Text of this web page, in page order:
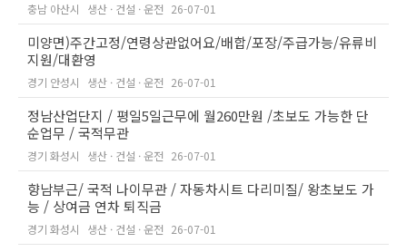
충남 아산시 생산 · 건설 · 운전 26-07-01
미양면)주간고정/연령상관없어요/배합/포장/주급가능/유류비
지원/대환영
경기 안성시 생산 · 건설 · 운전 26-07-01
정남산업단지 / 평일5일근무에 월260만원 /초보도 가능한 단
순업무 / 국적무관
경기 화성시 생산 · 건설 · 운전 26-07-01
향남부근/ 국적 나이무관 / 자동차시트 다리미질/ 왕초보도 가
능 / 상여금 연차 퇴직금
경기 화성시 생산 · 건설 · 운전 26-07-01